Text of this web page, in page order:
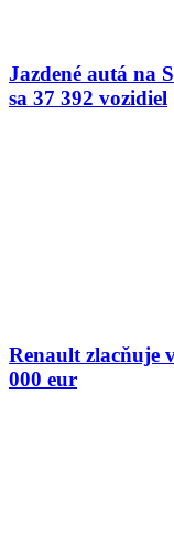
Jazdené autá na
sa 37 392 vozidiel
Renault zlacňuje
000 eur